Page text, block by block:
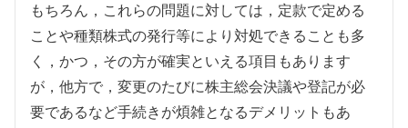
もちろん，これらの問題に対しては，定款で定める
ことや種類株式の発行等により対処できることも多
く，かつ，その方が確実といえる項目もあります
が，他方で，変更のたびに株主総会決議や登記が必
要であるなど手続きが煩雑となるデメリットもあ